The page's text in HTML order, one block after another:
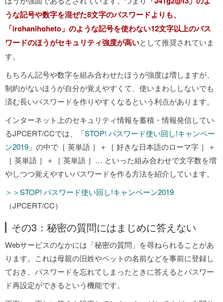
うな記号や数字を混ぜた8文字のパスワードよりも、
「irohanihoheto」のような記号を使わない12文字以上のパス
ワードのほうがセキュリティ強度が高いとして推奨されていま
す。
もちろん記号や数字を組み合わせたほうが強度は増しますが、
制約がないほうが自分が覚えやすくて、使いまわししないでも
済む長いパスワードを作りやすくなるという利点があります。
インターネット上のセキュリティ情報を蓄積・情報発信してい
るJPCERT/CCでは、「STOP! パスワード使い回し!キャンペー
ン2019 」の中で［ 英単語 ］＋［ 好きな日本語のローマ字 ］＋
［ 英単語 ］＋［ 英単語 ］… といった組み合わせで文字数を増
やしつつ覚えやすいパスワードを作る方法を紹介しています。
＞＞STOP! パスワード使い回し!キャンペーン2019
（JPCERT/CC）
その3：秘密の質問にはまじめに答えない
Webサービスのなかには「秘密の質問」を尋ねられることがあ
ります。これは母親の旧姓やペットの名前などを事前に登録し
ておき、パスワードを忘れてしまったときに答えるとパスワー
ド再設定ができるという機能です。